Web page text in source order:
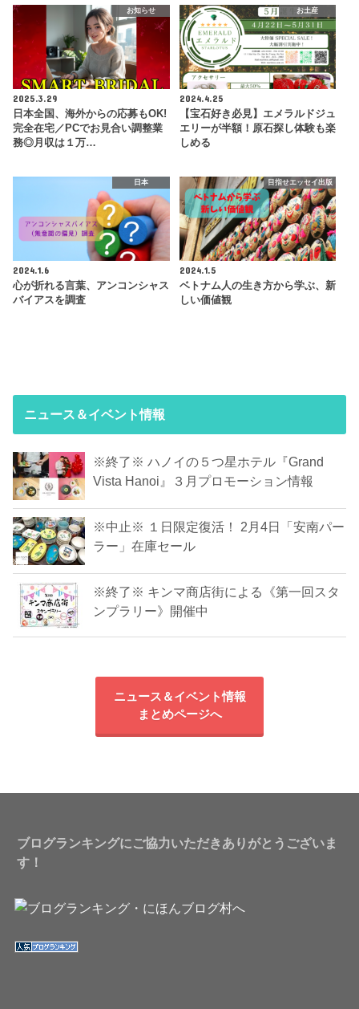
お知らせ
2025.3.29
日本全国、海外からの応募もOK!
完全在宅／PCでお見合い調整業
務◎月収は１万…
お土産
2024.4.25
【宝石好き必見】エメラルドジュ
エリーが半額！原石探し体験も楽
しめる
日本
2024.1.6
心が折れる言葉、アンコンシャス
バイアスを調査
目指せエッセイ出版
2024.1.5
ベトナム人の生き方から学ぶ、新
しい価値観
ニュース＆イベント情報
※終了※ ハノイの５つ星ホテル『Grand
Vista Hanoi』３月プロモーション情報
※中止※ １日限定復活！ 2月4日「安南パー
ラー」在庫セール
※終了※ キンマ商店街による《第一回スタ
ンプラリー》開催中
ニュース＆イベント情報
まとめページへ
ブログランキングにご協力いただきありがとうございま
す！